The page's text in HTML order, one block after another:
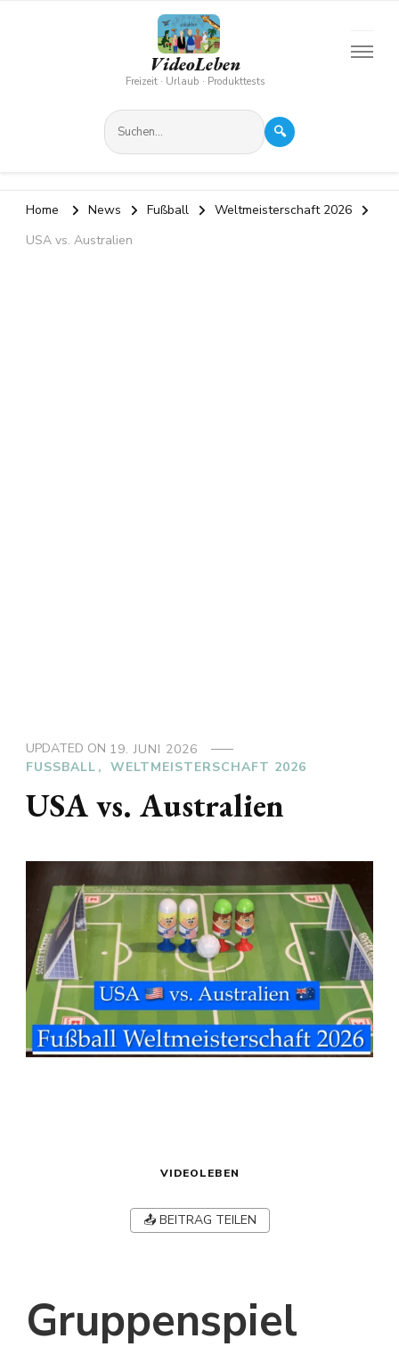
VideoLeben
Freizeit · Urlaub · Produkttests
🔍
Home News Fußball
Weltmeisterschaft 2026
USA vs. Australien
UPDATED ON 19. JUNI 2026
FUSSBALL
WELTMEISTERSCHAFT 2026
USA vs. Australien
VIDEOLEBEN
📤 BEITRAG TEILEN
Gruppenspiel